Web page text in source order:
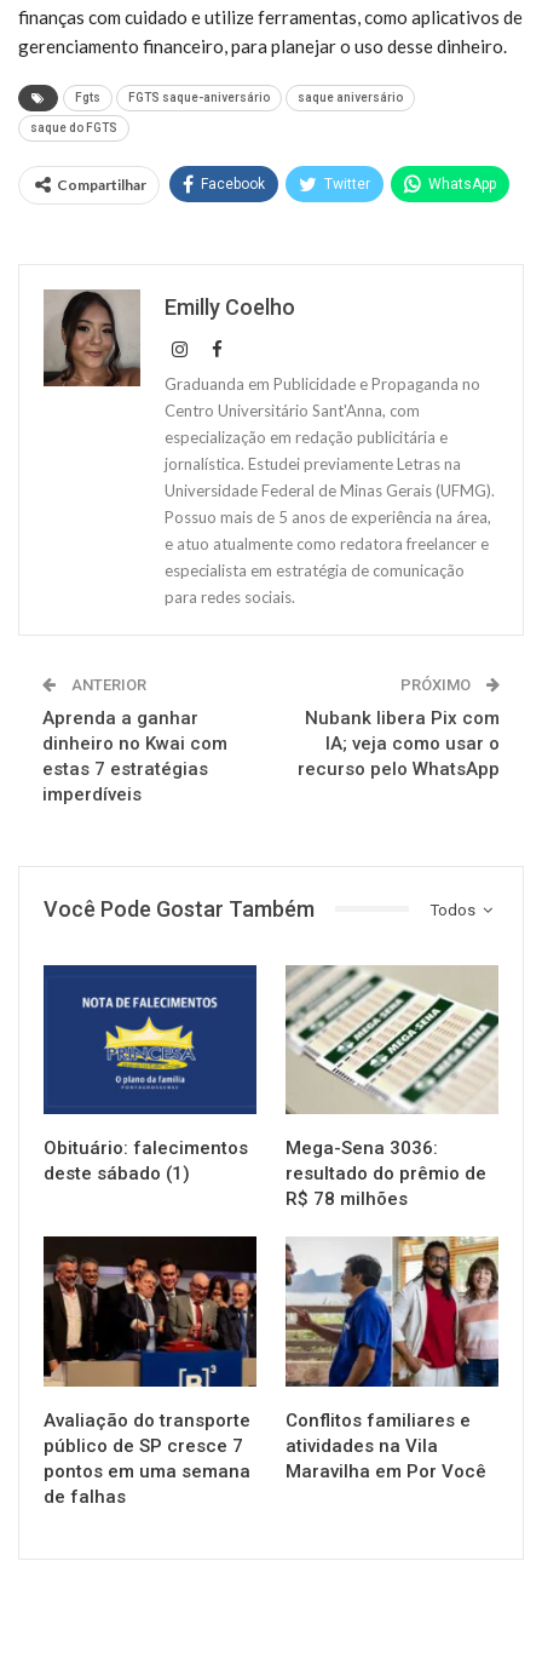
finanças com cuidado e utilize ferramentas, como aplicativos de
gerenciamento financeiro, para planejar o uso desse dinheiro.
Fgts FGTS saque-aniversário saque aniversário
saque do FGTS
Compartilhar Facebook Twitter WhatsApp
Emilly Coelho
Graduanda em Publicidade e Propaganda no
Centro Universitário Sant'Anna, com
especialização em redação publicitária e
jornalística. Estudei previamente Letras na
Universidade Federal de Minas Gerais (UFMG).
Possuo mais de 5 anos de experiência na área,
e atuo atualmente como redatora freelancer e
especialista em estratégia de comunicação
para redes sociais.
ANTERIOR
Aprenda a ganhar
dinheiro no Kwai com
estas 7 estratégias
imperdíveis
PRÓXIMO
Nubank libera Pix com
IA; veja como usar o
recurso pelo WhatsApp
Todos
Você Pode Gostar Também
Obituário: falecimentos
deste sábado (1)
NOTÍCIAS
Mega-Sena 3036:
resultado do prêmio de
R$ 78 milhões
NOTÍCIAS
Avaliação do transporte
público de SP cresce 7
pontos em uma semana
de falhas
NOTÍCIAS
Conflitos familiares e
atividades na Vila
Maravilha em Por Você